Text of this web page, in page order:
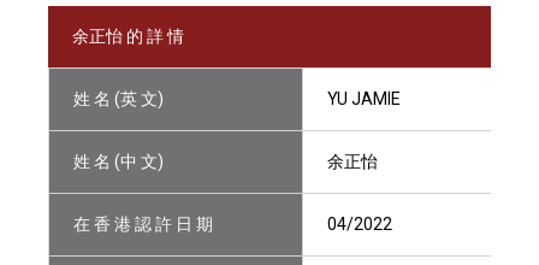
余正怡 的 詳 情
姓 名 (英 文) YU JAMIE
姓 名 (中 文) 余正怡
在 香 港 認 許 日 期 04/2022